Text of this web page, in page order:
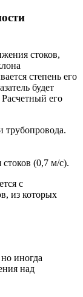
стоков,
степень его
будет
его
трубопровода.
(0,7 м/с).
с
из которых
иногда
над